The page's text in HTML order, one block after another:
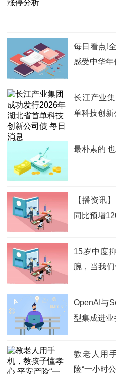
每日看点!
感受中华年
长江产业
单科技创新
最朴素的
【播资讯
同比预增
15岁中度
腕，当我
OpenAI与
型集成进业
教老人用
险“一小时